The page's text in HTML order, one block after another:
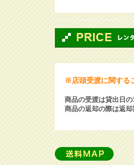
※店頭受渡に関する
商品の受渡は貸出日の
商品の返却の際は返